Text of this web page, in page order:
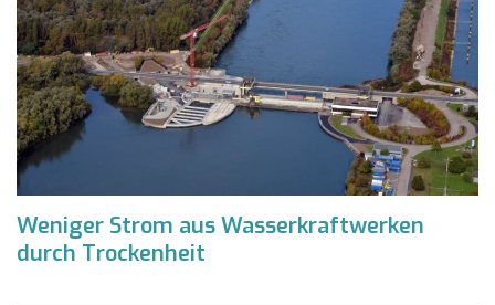
Weniger Strom aus Wasserkraftwerken
durch Trockenheit